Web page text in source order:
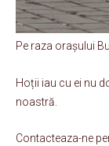
Pe raza orașului
Hoții iau cu ei nu
noastră.
Contacteaza-ne